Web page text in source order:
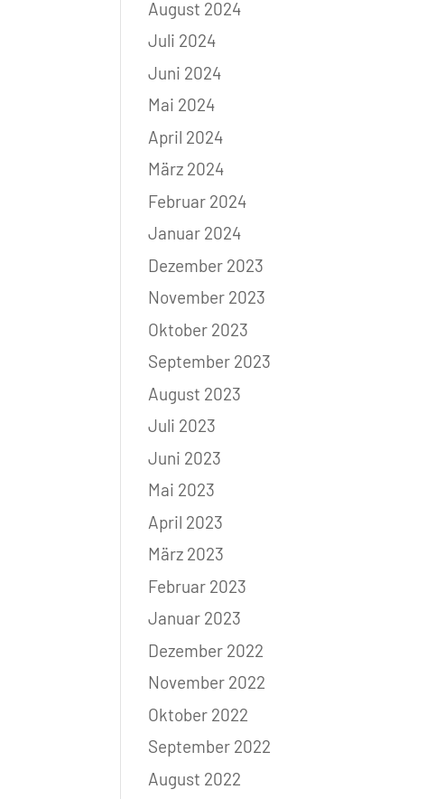
August 2024
Juli 2024
Juni 2024
Mai 2024
April 2024
März 2024
Februar 2024
Januar 2024
Dezember 2023
November 2023
Oktober 2023
September 2023
August 2023
Juli 2023
Juni 2023
Mai 2023
April 2023
März 2023
Februar 2023
Januar 2023
Dezember 2022
November 2022
Oktober 2022
September 2022
August 2022